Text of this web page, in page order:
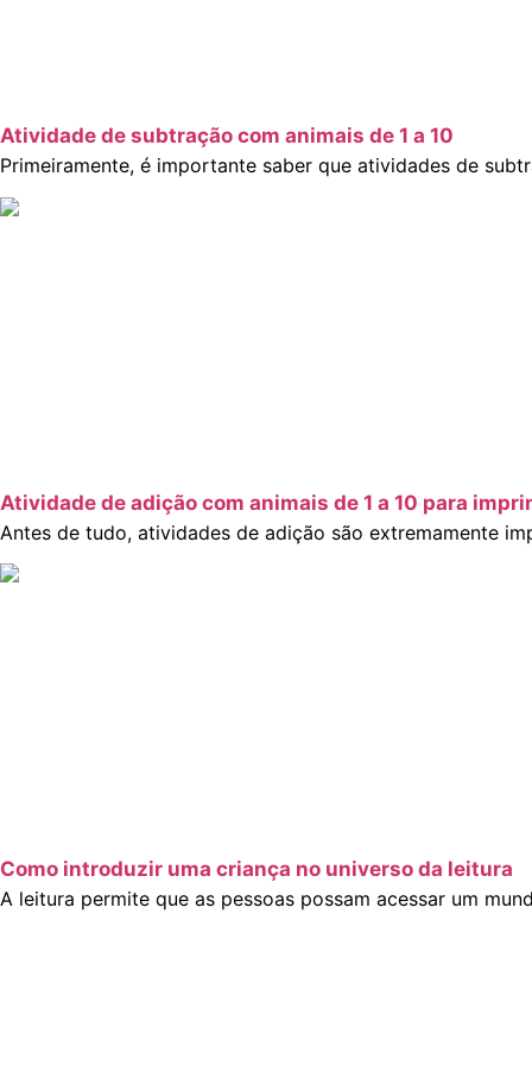
Atividade de subtração com animais de 1 a 10
Primeiramente, é importante saber que atividades de
Atividade de adição com animais de 1 a 10 para
Antes de tudo, atividades de adição são extremamente
Como introduzir uma criança no universo da leitura
A leitura permite que as pessoas possam acessar um